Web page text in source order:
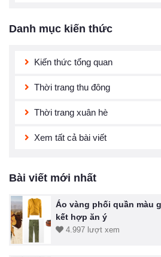
Danh mục kiến thức
Kiến thức tổng quan
Thời trang thu đông
Thời trang xuân hè
Xem tất cả bài viết
Bài viết mới nhất
Áo vàng phối quần màu
kết hợp ăn ý
4.997 lượt xem